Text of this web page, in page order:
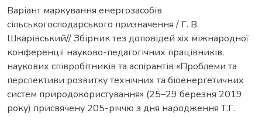
Варіант маркування енергозасобів
сільськогосподарського призначення / Г. В.
Шкарівський// Збірник тез доповідей xiх міжнародної
конференції науково-педагогічних працівників,
наукових співробітників та аспірантів «Проблеми та
перспективи розвитку технічних та біоенергетичних
систем природокористування» (25–29 березня 2019
року) присвячену 205-річчю з дня народження Т.Г.